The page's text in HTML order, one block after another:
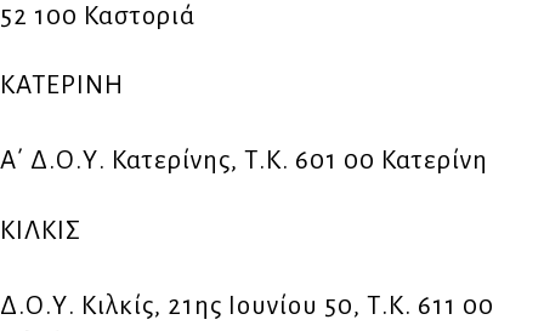
52 100 Καστοριά
ΚΑΤΕΡΙΝΗ
Α΄ Δ.Ο.Υ. Κατερίνης, Τ.Κ. 601 00 Κατερίνη
ΚΙΛΚΙΣ
Δ.Ο.Υ. Κιλκίς, 21ης Ιουνίου 50, Τ.Κ. 611 00